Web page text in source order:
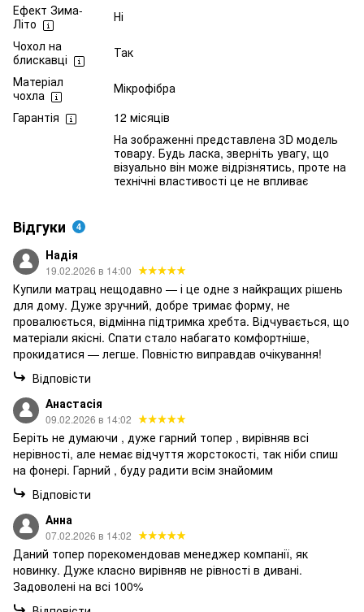
Ефект Зима-
Літо
Ні
Чохол на
блискавці
Так
Матеріал
чохла
Мікрофібра
Гарантія
12 місяців
На зображенні представлена 3D модель
товару. Будь ласка, зверніть увагу, що
візуально він може відрізнятись, проте на
технічні властивості це не впливає
Відгуки 4
Надія
19.02.2026 в 14:00
Купили матрац нещодавно — і це одне з найкращих рішень
для дому. Дуже зручний, добре тримає форму, не
провалюється, відмінна підтримка хребта. Відчувається, що
матеріали якісні. Спати стало набагато комфортніше,
прокидатися — легше. Повністю виправдав очікування!
Відповісти
Анастасія
09.02.2026 в 14:02
Беріть не думаючи , дуже гарний топер , вирівняв всі
нерівності, але немає відчуття жорстокості, так ніби спиш
на фонері. Гарний , буду радити всім знайомим
Відповісти
Анна
07.02.2026 в 14:02
Даний топер порекомендовав менеджер компанії, як
новинку. Дуже класно вирівняв не рівності в дивані.
Задоволені на всі 100%